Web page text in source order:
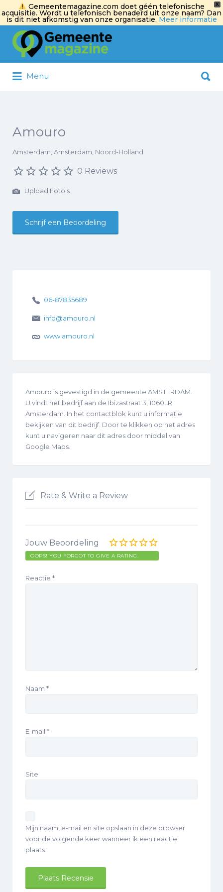
X
Gemeentemagazine.com doet géén telefonische
acquisitie. Wordt u telefonisch benaderd uit onze naam? Dan
is dit niet afkomstig van onze organisatie. Meer informatie
Zoek
naar:
Menu
naar:
Amouro
Amsterdam, Amsterdam, Noord-Holland
0 Reviews
Upload Foto's
Schrijf een Beoordeling
06-87835689
info@amouro.nl
www.amouro.nl
Amouro is gevestigd in de gemeente AMSTERDAM.
U vindt het bedrijf aan de Ibizastraat 3, 1060LR
Amsterdam. In het contactblok kunt u informatie
bekijken van dit bedrijf. Door te klikken op het adres
kunt u navigeren naar dit adres door middel van
Google Maps.
Rate & Write a Review
Jouw Beoordeling
OOPS! YOU FORGOT TO GIVE A RATING.
Reactie *
Naam *
E-mail *
Site
Mijn naam, e-mail en site opslaan in deze browser
voor de volgende keer wanneer ik een reactie
plaats.